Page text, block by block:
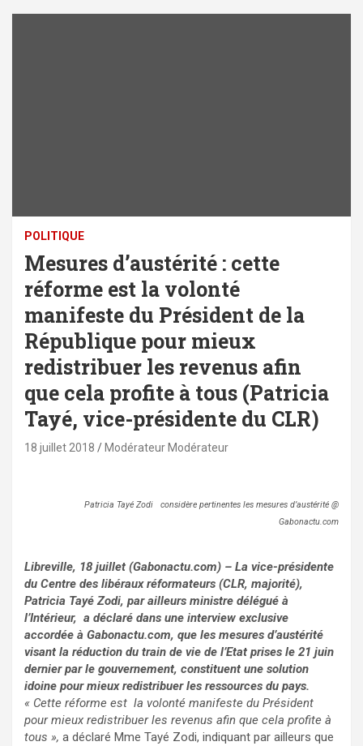
POLITIQUE
Mesures d’austérité : cette
réforme est la volonté
manifeste du Président de la
République pour mieux
redistribuer les revenus afin
que cela profite à tous (Patricia
Tayé, vice-présidente du CLR)
18 juillet 2018 Modérateur Modérateur
Patricia Tayé Zodi considère pertinentes les mesures d’austérité @
Gabonactu.com
Libreville, 18 juillet (Gabonactu.com) – La vice-présidente
du Centre des libéraux réformateurs (CLR, majorité),
Patricia Tayé Zodi, par ailleurs ministre délégué à
l’Intérieur, a déclaré dans une interview exclusive
accordée à Gabonactu.com, que les mesures d’austérité
visant la réduction du train de vie de l’Etat prises le 21 juin
dernier par le gouvernement, constituent une solution
idoine pour mieux redistribuer les ressources du pays.
« Cette réforme est la volonté manifeste du Président
pour mieux redistribuer les revenus afin que cela profite à
tous », a déclaré Mme Tayé Zodi, indiquant par ailleurs que